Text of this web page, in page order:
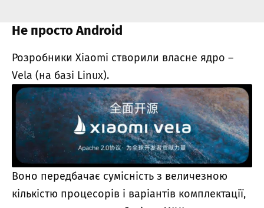
Не просто Android
Розробники Xiaomi створили власне ядро –
Vela (на базі Linux).
Воно передбачає сумісність з величезною
кількістю процесорів і варіантів комплектації,